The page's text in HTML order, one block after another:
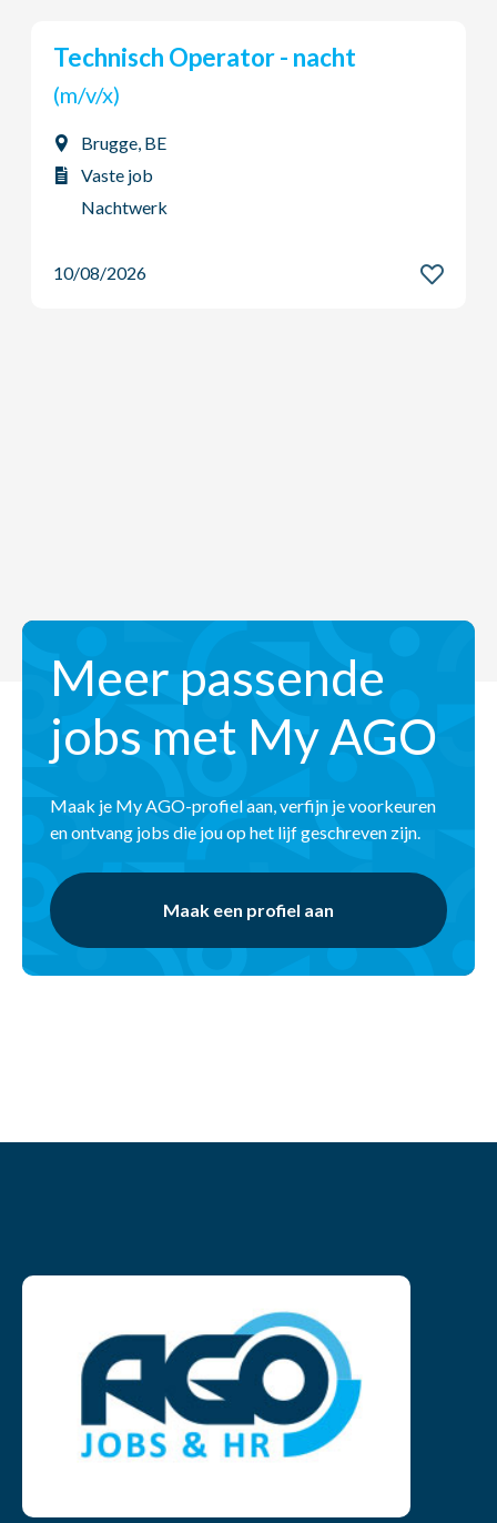
Commercieel medewerker regio
Kortrijk
Kortrijk, BE
Interim job
Meer passende
jobs met My AGO
Maak je My AGO-profiel aan, verfijn je voorkeuren
en ontvang jobs die jou op het lijf geschreven zijn.
Maak een profiel aan